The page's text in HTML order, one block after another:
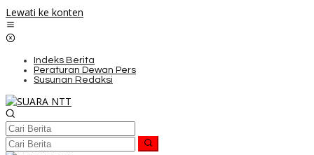
Lewati ke konten
Indeks Berita
Peraturan Dewan Pers
Susunan Redaksi